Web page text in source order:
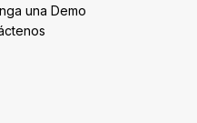
una Demo